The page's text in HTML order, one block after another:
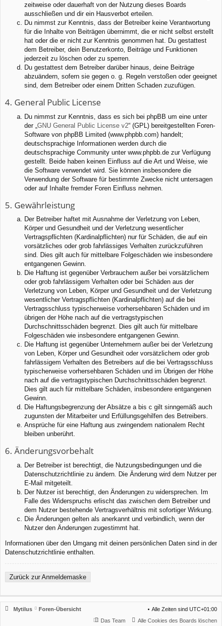
zeitweise oder dauerhaft von der Nutzung dieses Boards
ausschließen und dir ein Hausverbot erteilen.
Du nimmst zur Kenntnis, dass der Betreiber keine Verantwortung
für die Inhalte von Beiträgen übernimmt, die er nicht selbst erstellt
hat oder die er nicht zur Kenntnis genommen hat. Du gestattest
dem Betreiber, dein Benutzerkonto, Beiträge und Funktionen
jederzeit zu löschen oder zu sperren.
Du gestattest dem Betreiber darüber hinaus, deine Beiträge
abzuändern, sofern sie gegen o. g. Regeln verstoßen oder geeignet
sind, dem Betreiber oder einem Dritten Schaden zuzufügen.
4. General Public License
Du nimmst zur Kenntnis, dass es sich bei phpBB um eine unter
der „ GNU General Public License v2“ (GPL) bereitgestellten Foren-
Software von phpBB Limited (www.phpbb.com) handelt;
deutschsprachige Informationen werden durch die
deutschsprachige Community unter www.phpbb.de zur Verfügung
gestellt. Beide haben keinen Einfluss auf die Art und Weise, wie
die Software verwendet wird. Sie können insbesondere die
Verwendung der Software für bestimmte Zwecke nicht untersagen
oder auf Inhalte fremder Foren Einfluss nehmen.
5. Gewährleistung
Der Betreiber haftet mit Ausnahme der Verletzung von Leben,
Körper und Gesundheit und der Verletzung wesentlicher
Vertragspflichten (Kardinalpflichten) nur für Schäden, die auf ein
vorsätzliches oder grob fahrlässiges Verhalten zurückzuführen
sind. Dies gilt auch für mittelbare Folgeschäden wie insbesondere
entgangenen Gewinn.
Die Haftung ist gegenüber Verbrauchern außer bei vorsätzlichem
oder grob fahrlässigem Verhalten oder bei Schäden aus der
Verletzung von Leben, Körper und Gesundheit und der Verletzung
wesentlicher Vertragspflichten (Kardinalpflichten) auf die bei
Vertragsschluss typischerweise vorhersehbaren Schäden und im
übrigen der Höhe nach auf die vertragstypischen
Durchschnittsschäden begrenzt. Dies gilt auch für mittelbare
Folgeschäden wie insbesondere entgangenen Gewinn.
Die Haftung ist gegenüber Unternehmern außer bei der Verletzung
von Leben, Körper und Gesundheit oder vorsätzlichem oder grob
fahrlässigem Verhalten des Betreibers auf die bei Vertragsschluss
typischerweise vorhersehbaren Schäden und im Übrigen der Höhe
nach auf die vertragstypischen Durchschnittsschäden begrenzt.
Dies gilt auch für mittelbare Schäden, insbesondere entgangenen
Gewinn.
Die Haftungsbegrenzung der Absätze a bis c gilt sinngemäß auch
zugunsten der Mitarbeiter und Erfüllungsgehilfen des Betreibers.
Ansprüche für eine Haftung aus zwingendem nationalem Recht
bleiben unberührt.
6. Änderungsvorbehalt
Der Betreiber ist berechtigt, die Nutzungsbedingungen und die
Datenschutzrichtlinie zu ändern. Die Änderung wird dem Nutzer per
E-Mail mitgeteilt.
Der Nutzer ist berechtigt, den Änderungen zu widersprechen. Im
Falle des Widerspruchs erlischt das zwischen dem Betreiber und
dem Nutzer bestehende Vertragsverhältnis mit sofortiger Wirkung.
Die Änderungen gelten als anerkannt und verbindlich, wenn der
Nutzer den Änderungen zugestimmt hat.
Informationen über den Umgang mit deinen persönlichen Daten sind in der
Datenschutzrichtlinie enthalten.
Zurück zur Anmeldemaske
Mytilus Foren-Übersicht Alle Zeiten sind UTC+01:00
Alle Cookies des Boards löschen
Das Team